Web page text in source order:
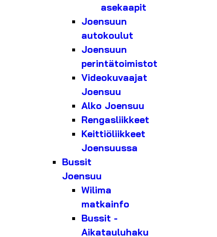
asekaapit
Joensuun
autokoulut
Joensuun
perintätoimistot
Videokuvaajat
Joensuu
Alko Joensuu
Rengasliikkeet
Keittiöliikkeet
Joensuussa
Bussit
Joensuu
Wilima
matkainfo
Bussit -
Aikatauluhaku